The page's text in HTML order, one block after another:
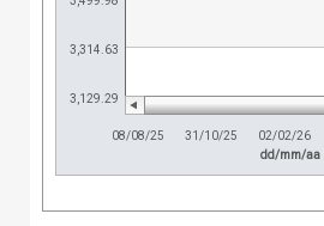
3,129.29
3,314.63
dd/mm/aa
08/08/25 31/10/25 02/02/26